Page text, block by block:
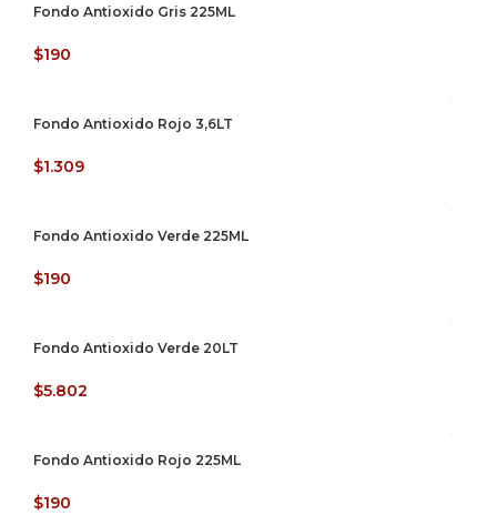
Fondo Antioxido Gris 225ML
$190
Fondo Antioxido Rojo 3,6LT
$1.309
Fondo Antioxido Verde 225ML
$190
Fondo Antioxido Verde 20LT
$5.802
Fondo Antioxido Rojo 225ML
$190